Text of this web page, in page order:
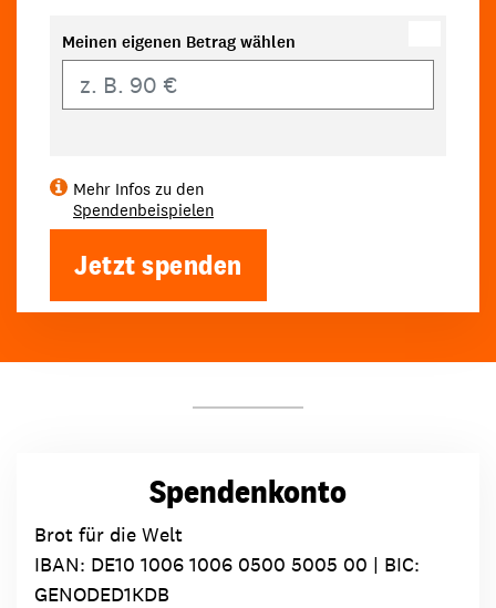
Meinen eigenen Betrag wählen
Mehr Infos zu den
Spendenbeispielen
Jetzt spenden
Spendenkonto
Brot für die Welt
IBAN: DE10 1006 1006 0500 5005 00 | BIC:
GENODED1KDB